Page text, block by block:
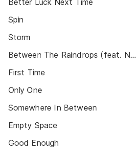
Better Luck Next Time
Spin
Storm
Between The Raindrops (feat. Natasha Bedingfield)
First Time
Only One
Somewhere In Between
Empty Space
Good Enough